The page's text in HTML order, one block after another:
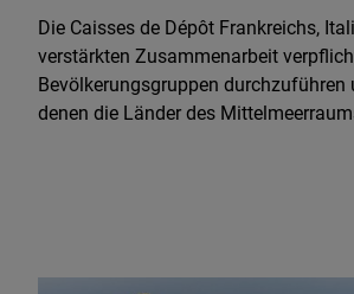
Die Caisses de Dépôt Frankreichs,
verstärkten Zusammenarbeit
Bevölkerungsgruppen
denen die Länder des